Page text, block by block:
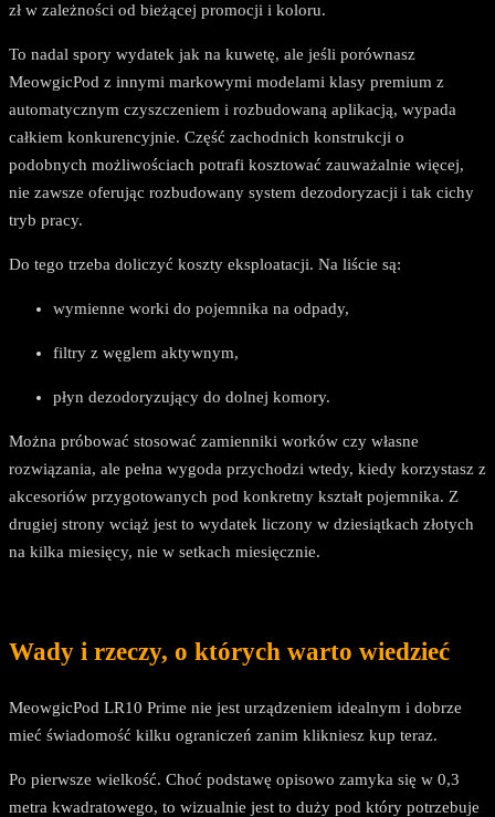
zł w zależności od bieżącej promocji i koloru.
To nadal spory wydatek jak na kuwetę, ale jeśli porównasz
MeowgicPod z innymi markowymi modelami klasy premium z
automatycznym czyszczeniem i rozbudowaną aplikacją, wypada
całkiem konkurencyjnie. Część zachodnich konstrukcji o
podobnych możliwościach potrafi kosztować zauważalnie więcej,
nie zawsze oferując rozbudowany system dezodoryzacji i tak cichy
tryb pracy.
Do tego trzeba doliczyć koszty eksploatacji. Na liście są:
wymienne worki do pojemnika na odpady,
filtry z węglem aktywnym,
płyn dezodoryzujący do dolnej komory.
Można próbować stosować zamienniki worków czy własne
rozwiązania, ale pełna wygoda przychodzi wtedy, kiedy korzystasz z
akcesoriów przygotowanych pod konkretny kształt pojemnika. Z
drugiej strony wciąż jest to wydatek liczony w dziesiątkach złotych
na kilka miesięcy, nie w setkach miesięcznie.
Wady i rzeczy, o których warto wiedzieć
MeowgicPod LR10 Prime nie jest urządzeniem idealnym i dobrze
mieć świadomość kilku ograniczeń zanim klikniesz kup teraz.
Po pierwsze wielkość. Choć podstawę opisowo zamyka się w 0,3
metra kwadratowego, to wizualnie jest to duży pod który potrzebuje